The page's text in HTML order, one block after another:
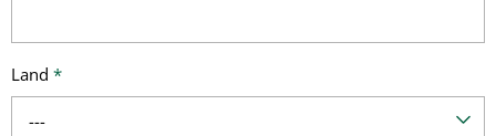
Land *
---